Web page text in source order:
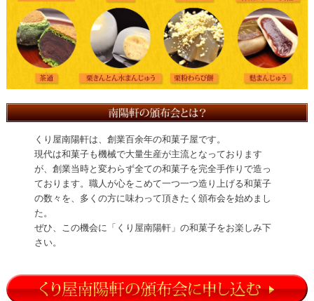
くり屋南陽軒は、創業百余年の和菓子屋です。
現代は和菓子も機械で大量生産が主流となっております
が、創業当時と変わらず全ての和菓子を完全手作りで造っ
ております。職人が心をこめて一つ一つ造り上げる和菓子
の数々を、多くの方に味わって頂きたく頒布会を始めまし
た。
ぜひ、この機会に「くり屋南陽軒」の和菓子をお楽しみ下
さい。